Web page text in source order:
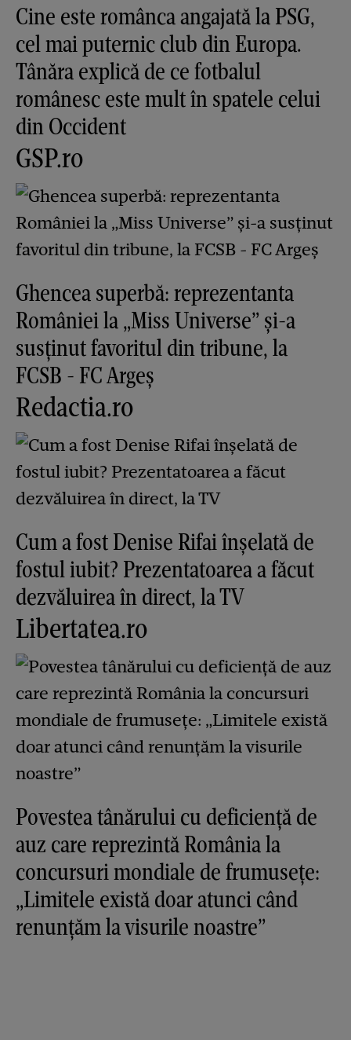
Cine este românca angajată la PSG,
cel mai puternic club din Europa.
Tânăra explică de ce fotbalul
românesc este mult în spatele celui
din Occident
GSP.ro
Ghencea superbă: reprezentanta
României la „Miss Universe” și-a
susținut favoritul din tribune, la
FCSB - FC Argeș
Redactia.ro
Cum a fost Denise Rifai înșelată de
fostul iubit? Prezentatoarea a făcut
dezvăluirea în direct, la TV
Libertatea.ro
Povestea tânărului cu deficiență de
auz care reprezintă România la
concursuri mondiale de frumusețe:
„Limitele există doar atunci când
renunțăm la visurile noastre”